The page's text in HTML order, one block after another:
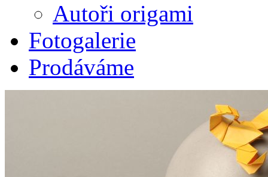
Autoři origami
Fotogalerie
Prodáváme